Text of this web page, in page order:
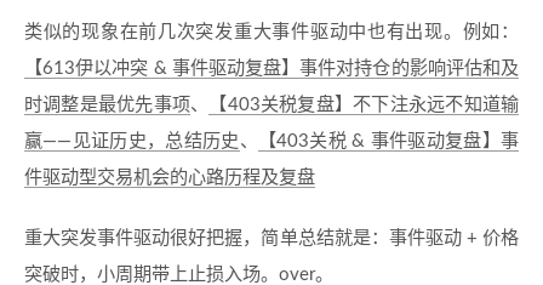
类似的现象在前几次突发重大事件驱动中也有出现。例如：
【613伊以冲突 & 事件驱动复盘】事件对持仓的影响评估和及
时调整是最优先事项、
【403关税复盘】不下注永远不知道输
赢——见证历史，总结历史 、
【403关税 & 事件驱动复盘】事
件驱动型交易机会的心路历程及复盘
重大突发事件驱动很好把握，简单总结就是：事件驱动 + 价格
突破时，小周期带上止损入场。over。